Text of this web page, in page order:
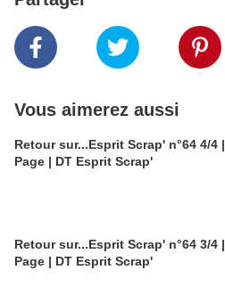
Vous aimerez aussi
Retour sur...Esprit Scrap' n°64 4/4 |
Page | DT Esprit Scrap'
Retour sur...Esprit Scrap' n°64 3/4 |
Page | DT Esprit Scrap'